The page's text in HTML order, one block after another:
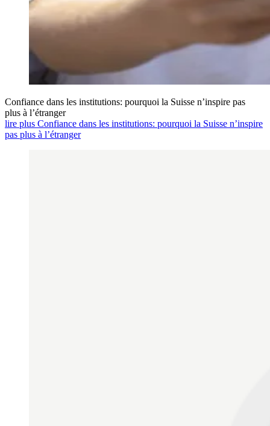
Confiance dans les institutions: pourquoi la Suisse n’inspire pas
plus à l’étranger
lire plus Confiance dans les institutions: pourquoi la Suisse n’inspire
pas plus à l’étranger